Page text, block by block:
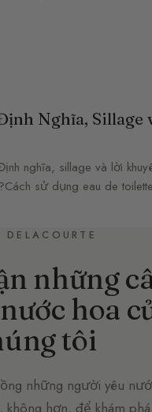
Nghĩa, Sillage
nghĩa, sillage và lời
sử dụng eau de
DELACOURTE
những
hoa
tôi
những người yêu
hơn, để khám